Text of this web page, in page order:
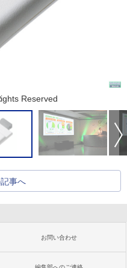
Reserved
事へ
お問い合わせ